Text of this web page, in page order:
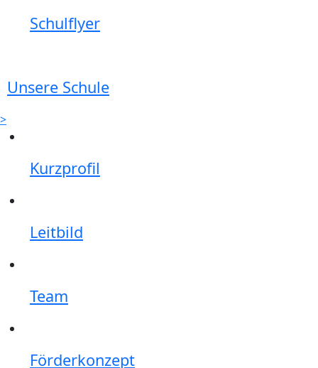
Schulflyer
Unsere Schule
>
Kurzprofil
Leitbild
Team
Förderkonzept